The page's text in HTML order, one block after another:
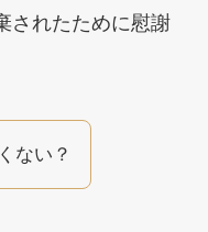
されたために慰謝
ない？